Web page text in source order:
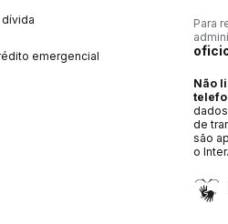
emergencial
Para
Não
de
são
o Inter.